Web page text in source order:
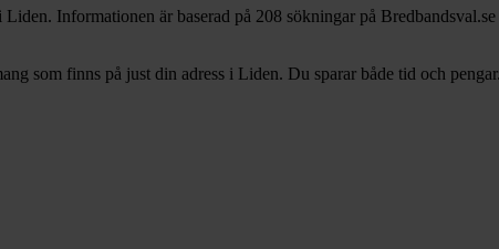
Informationen är baserad på 208 sökningar på
som finns på just din adress i Liden. Du sparar både tid och pengar.